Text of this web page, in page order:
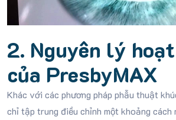
2. Nguyên lý
của PresbyMAX
Khác với các phương pháp phẫu thuật
chỉ tập trung điều chỉnh một khoảng cách